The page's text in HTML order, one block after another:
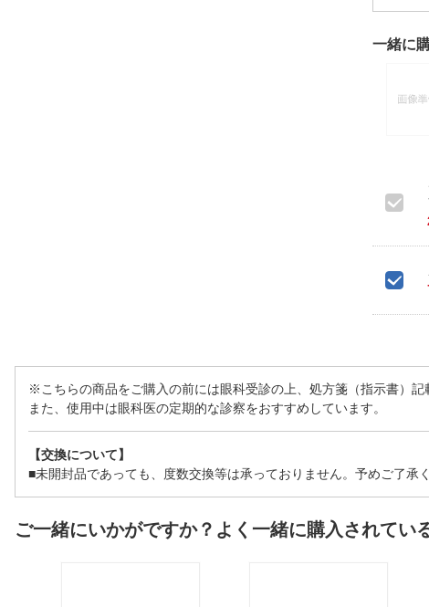
一緒に
※こちらの商品をご購入の前には眼科受診の上、処方箋（指示書）
また、使用中は眼科医の定期的な診察をおすすめしています。
【交換について】
■未開封品であっても、度数交換等は承っておりません。予めご了承く
ご一緒にいかがですか？よく一緒に購入されてい